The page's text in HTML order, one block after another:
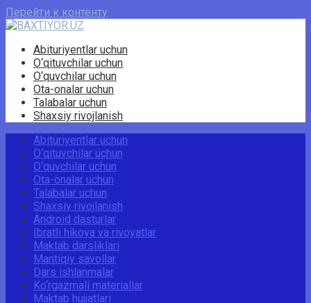
Перейти к контенту
Abituriyentlar uchun
O‘qituvchilar uchun
O‘quvchilar uchun
Ota-onalar uchun
Talabalar uchun
Shaxsiy rivojlanish
Abituriyentlar uchun
O‘qituvchilar uchun
O‘quvchilar uchun
Ota-onalar uchun
Talabalar uchun
Shaxsiy rivojlanish
Android dasturlar
Ibratli hikoya va rivoyatlar
Maktab darsliklari
Mantiqiy savollar
Dars ishlanmalar
Ko‘rgazmali materiallar
Maktab hujjatlari